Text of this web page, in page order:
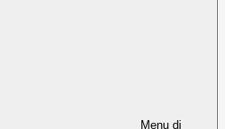
Menu di